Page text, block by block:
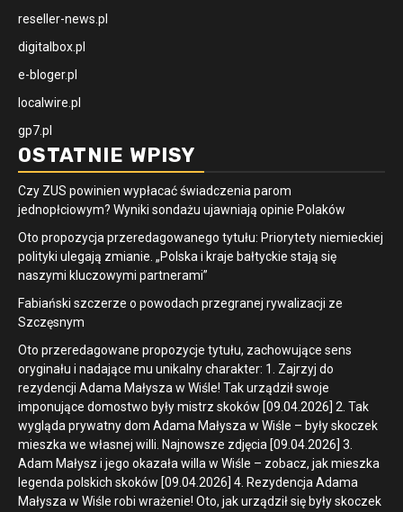
reseller-news.pl
digitalbox.pl
e-bloger.pl
localwire.pl
gp7.pl
OSTATNIE WPISY
Czy ZUS powinien wypłacać świadczenia parom
jednopłciowym? Wyniki sondażu ujawniają opinie Polaków
Oto propozycja przeredagowanego tytułu: Priorytety niemieckiej
polityki ulegają zmianie. „Polska i kraje bałtyckie stają się
naszymi kluczowymi partnerami”
Fabiański szczerze o powodach przegranej rywalizacji ze
Szczęsnym
Oto przeredagowane propozycje tytułu, zachowujące sens
oryginału i nadające mu unikalny charakter: 1. Zajrzyj do
rezydencji Adama Małysza w Wiśle! Tak urządził swoje
imponujące domostwo były mistrz skoków [09.04.2026] 2. Tak
wygląda prywatny dom Adama Małysza w Wiśle – były skoczek
mieszka we własnej willi. Najnowsze zdjęcia [09.04.2026] 3.
Adam Małysz i jego okazała willa w Wiśle – zobacz, jak mieszka
legenda polskich skoków [09.04.2026] 4. Rezydencja Adama
Małysza w Wiśle robi wrażenie! Oto, jak urządził się były skoczek